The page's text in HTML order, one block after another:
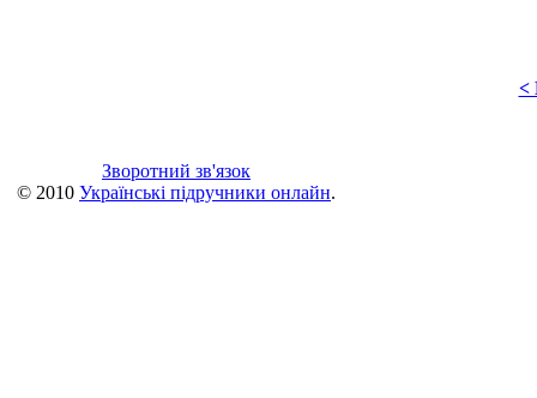
<
Зворотний зв'язок
© 2010 Українські підручники онлайн.